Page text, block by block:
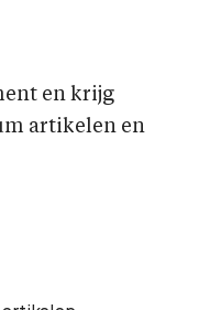
en krijg
artikelen en